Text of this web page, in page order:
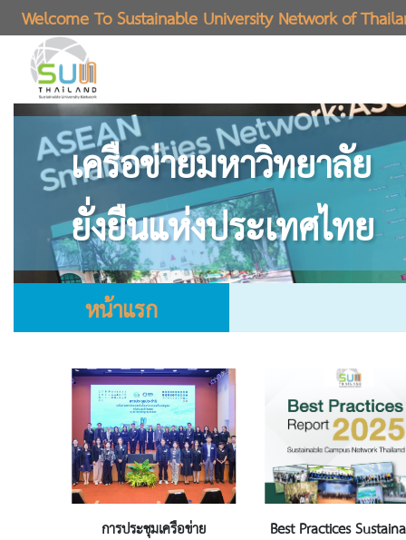
Welcome To Sustainable University Network of
เครือข่ายมหาวิทยาลัย
ยั่งยืนแห่งประเทศไทย
หน้าแรก
การประชุมเครือข่าย
Best Practices